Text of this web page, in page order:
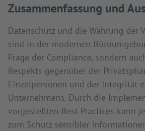
Zusammenfassung und
Datenschutz und die Wahrung der
sind in der modernen
Frage der Compliance, sondern
Respekts gegenüber der
Einzelpersonen und der Integrität
Unternehmens. Durch die
vorgestellten Best Practices kann
zum Schutz sensibler